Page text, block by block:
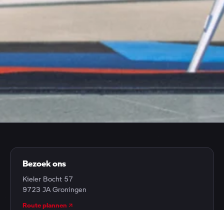
CONTACT
even langskomen? We staan voor je klaar.
Bezoek ons
Kieler Bocht 57
9723 JA Groningen
Route plannen